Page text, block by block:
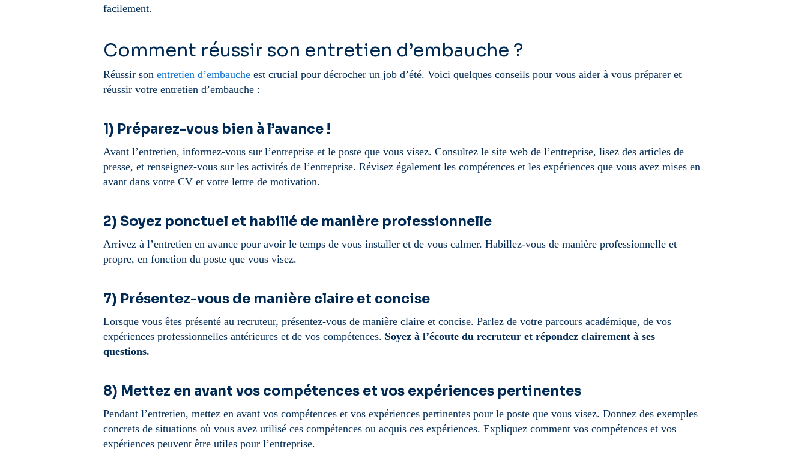
facilement.
Comment réussir son entretien d’embauche ?
Réussir son entretien d’embauche est crucial pour décrocher un job d’été. Voici quelques conseils pour vous aider à vous préparer et
réussir votre entretien d’embauche :
1) Préparez-vous bien à l’avance !
Avant l’entretien, informez-vous sur l’entreprise et le poste que vous visez. Consultez le site web de l’entreprise, lisez des articles de
presse, et renseignez-vous sur les activités de l’entreprise. Révisez également les compétences et les expériences que vous avez mises en
avant dans votre CV et votre lettre de motivation.
2) Soyez ponctuel et habillé de manière professionnelle
Arrivez à l’entretien en avance pour avoir le temps de vous installer et de vous calmer. Habillez-vous de manière professionnelle et
propre, en fonction du poste que vous visez.
7) Présentez-vous de manière claire et concise
Lorsque vous êtes présenté au recruteur, présentez-vous de manière claire et concise. Parlez de votre parcours académique, de vos
expériences professionnelles antérieures et de vos compétences. Soyez à l’écoute du recruteur et répondez clairement à ses
questions.
8) Mettez en avant vos compétences et vos expériences pertinentes
Pendant l’entretien, mettez en avant vos compétences et vos expériences pertinentes pour le poste que vous visez. Donnez des exemples
concrets de situations où vous avez utilisé ces compétences ou acquis ces expériences. Expliquez comment vos compétences et vos
expériences peuvent être utiles pour l’entreprise.